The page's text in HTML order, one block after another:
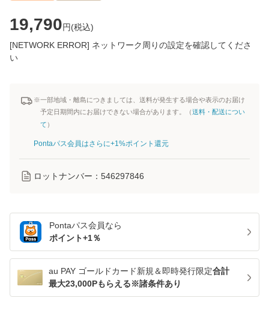
19,790円(税込)
[NETWORK ERROR] ネットワーク周りの設定を確認してくださ
い
※一部地域・離島につきましては、送料が発生する場合や表示のお届け
予定日期間内にお届けできない場合があります。（送料・配送につい
て ）
Pontaパス会員はさらに+1%ポイント還元
ロットナンバー： 546297846
Pontaパス会員なら
ポイント+1％
au PAY ゴールドカード新規＆即時発行限定合計
最大23,000Pもらえる※諸条件あり